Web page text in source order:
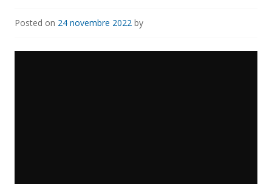
Posted on 24 novembre 2022 by